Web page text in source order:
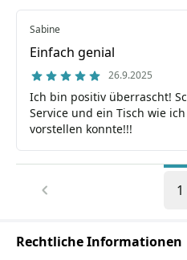
Sabine
Einfach genial
26.9.2025
Ich bin positiv überrascht!
Service und ein Tisch wie
vorstellen konnte!!!
1
Rechtliche Informationen